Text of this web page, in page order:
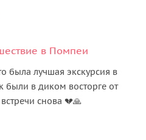
в Помпеи
была лучшая экскурсия в
были в диком восторге от
снова 💔🙏